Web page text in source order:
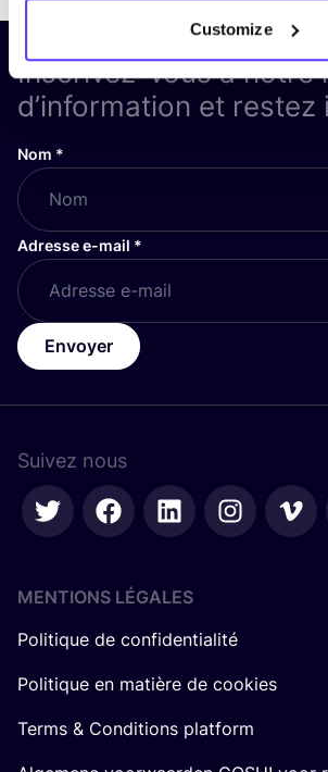
Customize
Inscrivez-vous à notre
d’information et restez
Nom *
Adresse e-mail *
Envoyer
Suivez nous
MENTIONS LÉGALES
Politique de confidentialité
Politique en matière de cookies
Terms & Conditions platform